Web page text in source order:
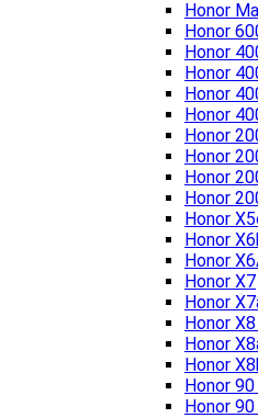
Honor
Honor
Honor
Honor
Honor
Honor
Honor
Honor
Honor
Honor
Honor
Honor
Honor
Honor X7
Honor
Honor
Honor
Honor
Honor 90
Honor